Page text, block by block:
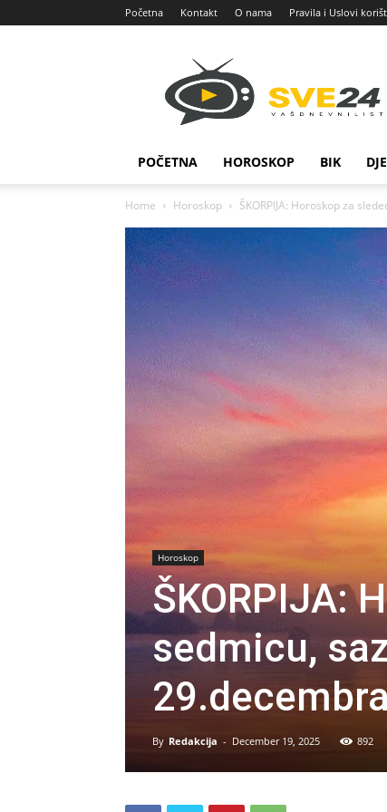
Početna Kontakt O nama Pravila i Uslovi
POČETNA HOROSKOP BIK
Home Horoskop ŠKORPIJA: Horoskop za
Horoskop
ŠKORPIJA:
sedmicu,
By Redakcija - December 19, 2025 892